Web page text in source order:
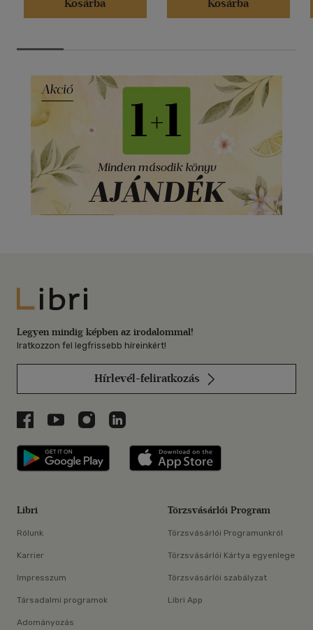
Kosárba
Kosárba
Libri
Legyen mindig képben az irodalommal!
Iratkozzon fel legfrissebb híreinkért!
Hírlevél-feliratkozás
Libri a Facebookon
Libri a Youtube-on
Libri az Instagramon
Libri a LinkedInen
Libri applikáció Szerezd meg: Google
Libri
Rólunk
Karrier
Impresszum
Társadalmi programok
Adományozás
Törzsvásárlói Program
Törzsvásárlói Programunkról
Törzsvásárlói Kártya egyenlege
Törzsvásárlói szabályzat
Libri App